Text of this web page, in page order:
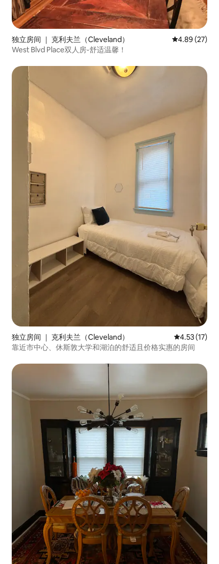
独立房间 ｜ 克利夫兰（Cleveland） 平均评分
4.89 (27)
West Blvd Place双人房-舒适温馨！
独立房间 ｜ 克利夫兰（Cleveland） 平均评分
4.53 (17)
靠近市中心、休斯敦大学和湖泊的舒适且价格实惠的房间